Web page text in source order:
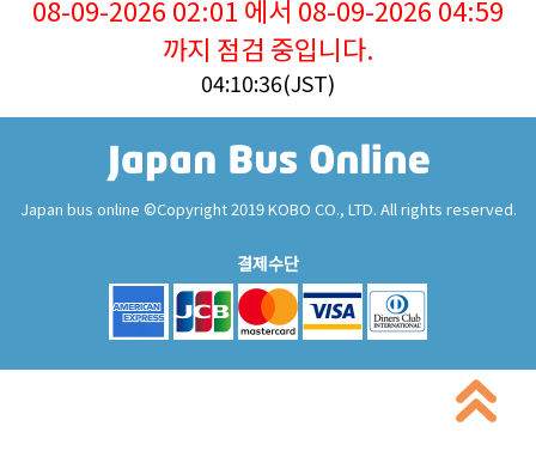
08-09-2026 02:01 에서 08-09-2026 04:59
까지 점검 중입니다.
04:10:36(JST)
Japan bus online ©Copyright 2019 KOBO CO., LTD. All rights reserved.
결제수단